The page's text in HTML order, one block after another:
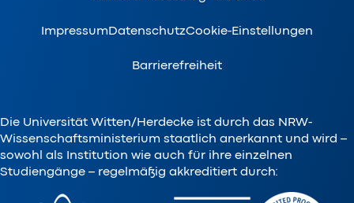
ImpressumDatenschutzCookie-Einstellungen
Barrierefreiheit
Die Universität Witten/Herdecke ist durch das NRW-
Wissenschaftsministerium staatlich anerkannt und wird –
sowohl als Institution wie auch für ihre einzelnen
Studiengänge – regelmäßig akkreditiert durch: